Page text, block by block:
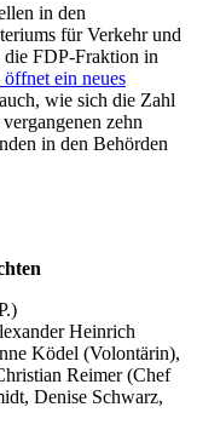
in den
für Verkehr und
FDP-Fraktion in
ein neues
wie sich die Zahl
zehn
in den Behörden
Heinrich
Ködel (Volontärin),
Reimer (Chef
Denise Schwarz,